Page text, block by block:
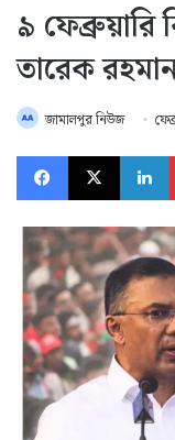
৯ ফেব্রুয়ারি
তারেক
জামালপুর নিউজ
Facebook
X